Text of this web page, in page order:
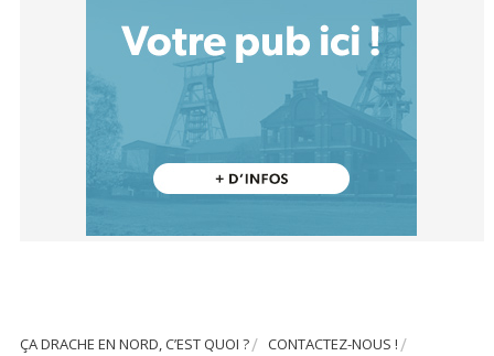
ÇA DRACHE EN NORD, C’EST QUOI ?
CONTACTEZ-NOUS !